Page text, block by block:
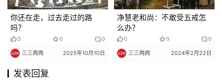
你还在走，过去走过的路
吗？
0 0 0
三三两两 2025年10月10日
净慧老和尚：不敢受五戒怎
么办？
0 0 0
三三两两 2024年2月22日
发表回复